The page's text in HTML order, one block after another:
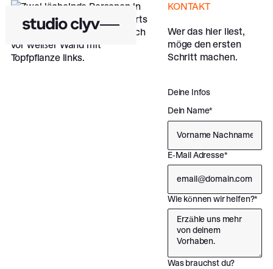
KONTAKT
Wer das hier liest,
möge den ersten
Schritt machen.
Deine Infos
Dein Name*
E-Mail Adresse*
Wie können wir helfen?*
Was brauchst du?